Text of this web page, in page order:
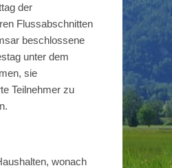
der
Flussabschnitten
beschlossene
unter dem
sie
Teilnehmer zu
wonach